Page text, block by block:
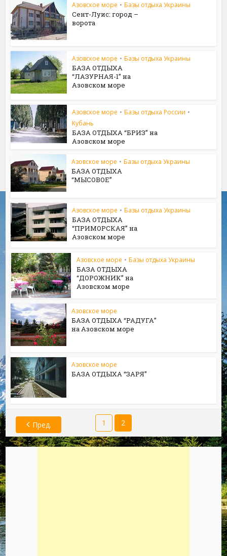
Азовское море • Базы отдыха Украины
Сент-Луис: город –
ворота
Азовское море • Базы отдыха Украины
БАЗА ОТДЫХА
“ЛАЗУРНАЯ-1” на
Азовском море
Азовское море • Базы отдыха России •
Кубань
БАЗА ОТДЫХА “БРИЗ” на
Азовском море
Азовское море • Базы отдыха Украины
БАЗА ОТДЫХА
“МЫСОВОЕ”
Азовское море • Базы отдыха Украины
БАЗА ОТДЫХА
“ПРИМОРСКАЯ” на
Азовском море
Азовское море • Базы отдыха Украины
БАЗА ОТДЫХА
“ДОРОЖНИК” на
Азовском море
Азовское море
БАЗА ОТДЫХА “РАДУГА”
на Азовском море
Азовское море
БАЗА ОТДЫХА “ЗАРЯ”
Пред. 1 2